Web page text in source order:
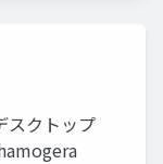
スクトップ